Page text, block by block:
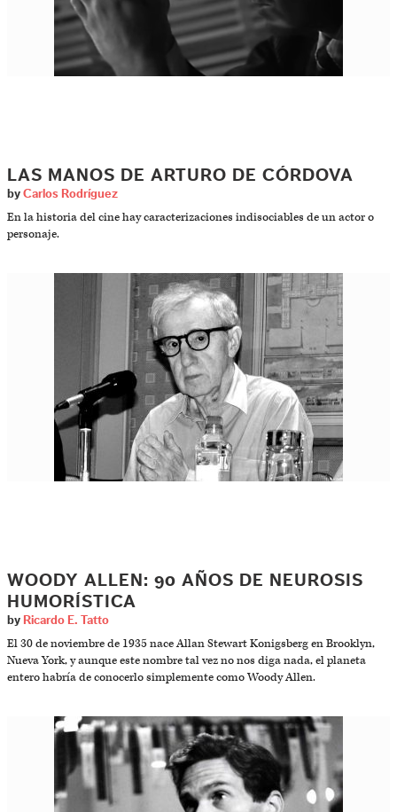
LAS MANOS DE ARTURO DE CÓRDOVA
by Carlos Rodríguez
En la historia del cine hay caracterizaciones indisociables de un actor o
personaje.
WOODY ALLEN: 90 AÑOS DE NEUROSIS
HUMORÍSTICA
by Ricardo E. Tatto
El 30 de noviembre de 1935 nace Allan Stewart Konigsberg en Brooklyn,
Nueva York, y aunque este nombre tal vez no nos diga nada, el planeta
entero habría de conocerlo simplemente como Woody Allen.